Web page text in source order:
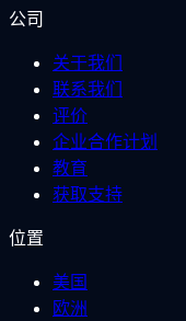
公司
关于我们
联系我们
评价
企业合作计划
教育
获取支持
位置
美国
欧洲